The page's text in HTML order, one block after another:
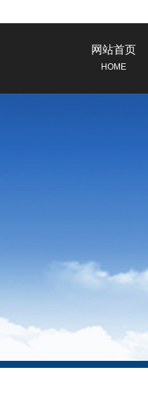
网站首页
HOME